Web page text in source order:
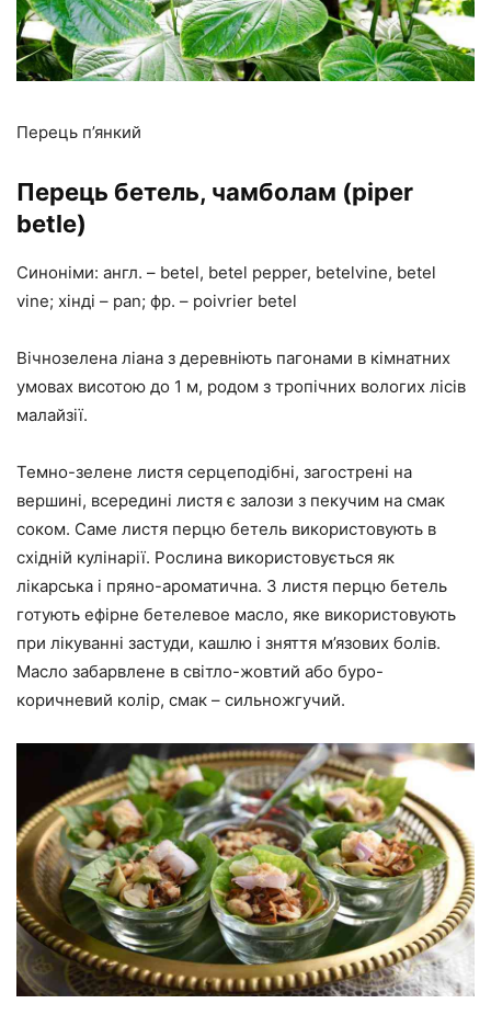
Перець п’янкий
Перець бетель, чамболам (piper
betle)
Синоніми: англ. – betel, betel pepper, betelvine, betel
vine; хінді – pan; фр. – poivrier betel
Вічнозелена ліана з деревніють пагонами в кімнатних
умовах висотою до 1 м, родом з тропічних вологих лісів
малайзії.
Темно-зелене листя серцеподібні, загострені на
вершині, всередині листя є залози з пекучим на смак
соком. Саме листя перцю бетель використовують в
східній кулінарії. Рослина використовується як
лікарська і пряно-ароматична. З листя перцю бетель
готують ефірне бетелевое масло, яке використовують
при лікуванні застуди, кашлю і зняття м’язових болів.
Масло забарвлене в світло-жовтий або буро-
коричневий колір, смак – сильножгучий.